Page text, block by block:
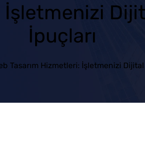
İşletmenizi
İpuçları
Tasarım Hizmetleri: İşletmenizi